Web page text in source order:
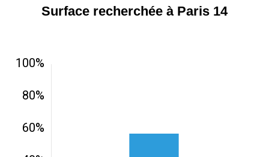
Surface recherchée à Paris 14